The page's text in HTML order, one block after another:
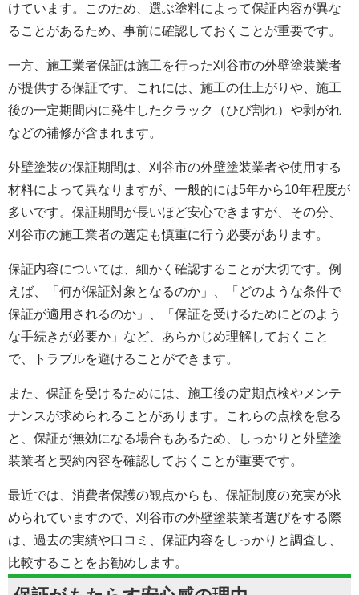
けています。このため、選ぶ塗料によって保証内容が異な
ることがあるため、事前に確認しておくことが重要です。
一方、施工業者保証は施工を行った刈谷市の外壁塗装業者
が提供する保証です。これには、施工の仕上がりや、施工
後の一定期間内に発生したクラック（ひび割れ）や剥がれ
などの補修が含まれます。
外壁塗装の保証期間は、刈谷市の外壁塗装業者や使用する
材料によって異なりますが、一般的には5年から10年程度が
多いです。保証期間が長いほど安心できますが、その分、
刈谷市の施工業者の選定も慎重に行う必要があります。
保証内容については、細かく確認することが大切です。例
えば、「何が保証対象となるのか」、「どのような条件で
保証が適用されるのか」、「保証を受けるためにどのよう
な手続きが必要か」など、あらかじめ理解しておくこと
で、トラブルを避けることができます。
また、保証を受けるためには、施工後の定期点検やメンテ
ナンスが求められることがあります。これらの点検を怠る
と、保証が無効になる場合もあるため、しっかりと外壁塗
装業者と契約内容を確認しておくことが重要です。
最近では、消費者保護の観点からも、保証制度の充実が求
められていますので、刈谷市の外壁塗装業者選びをする際
は、過去の実績や口コミ、保証内容をしっかりと調査し、
比較することをお勧めします。